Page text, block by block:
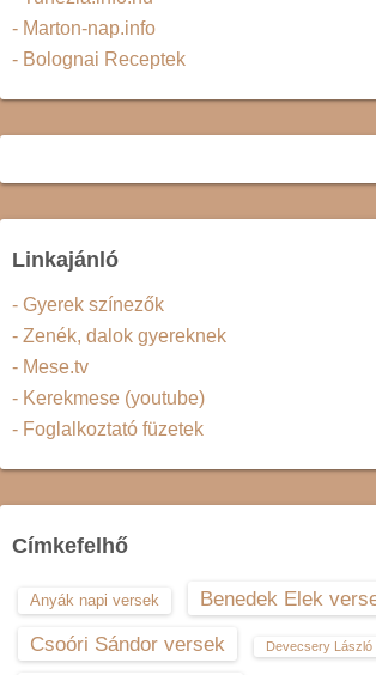
- Marton-nap.info
- Bolognai Receptek
Linkajánló
- Gyerek színezők
- Zenék, dalok gyereknek
- Mese.tv
- Kerekmese (youtube)
- Foglalkoztató füzetek
Címkefelhő
Anyák napi versek
Benedek Elek
Csoóri Sándor versek
Devecsery László